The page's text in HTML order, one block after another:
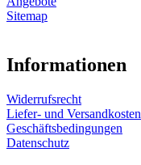
Sitemap
Informationen
Widerrufsrecht
Liefer- und Versandkosten
Geschäftsbedingungen
Datenschutz